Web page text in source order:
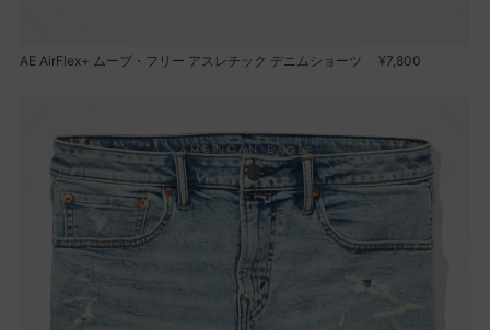
AE AirFlex+ ムーブ・フリー アスレチック デニムショーツ ¥7,800